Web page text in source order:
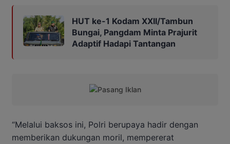
HUT ke-1 Kodam XXII/Tambun
Bungai, Pangdam Minta Prajurit
Adaptif Hadapi Tantangan
“Melalui baksos ini, Polri berupaya hadir dengan
memberikan dukungan moril, mempererat